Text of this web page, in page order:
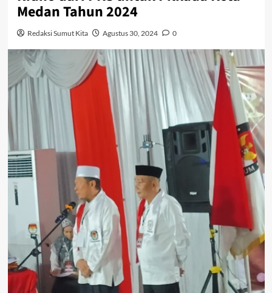
Medan Tahun 2024
Redaksi Sumut Kita Agustus 30, 2024 0